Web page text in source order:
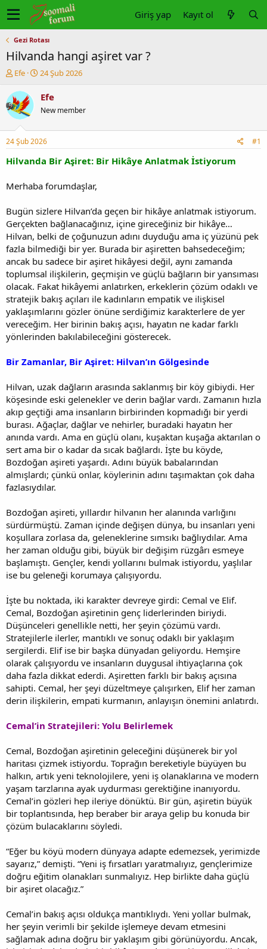
Giriş yap Kayıt ol
Gezi Rotası
Hilvanda hangi aşiret var ?
K
n
u
y
b
a
ş
t
n
Efe
B
ş
a
g
ı
ç
r
h
i
24 Şub 2026
Efe
New member
24 Şub 2026 #1
Hilvanda Bir Aşiret: Bir Hikâye Anlatmak İstiyorum
Merhaba forumdaşlar,
Bugün sizlere Hilvan’da geçen bir hikâye anlatmak istiyorum.
Gerçekten bağlanacağınız, içine gireceğiniz bir hikâye…
Hilvan, belki de çoğunuzun adını duyduğu ama iç yüzünü pek
fazla bilmediği bir yer. Burada bir aşiretten bahsedeceğim;
ancak bu sadece bir aşiret hikâyesi değil, aynı zamanda
toplumsal ilişkilerin, geçmişin ve güçlü bağların bir yansıması
olacak. Fakat hikâyemi anlatırken, erkeklerin çözüm odaklı ve
stratejik bakış açıları ile kadınların empatik ve ilişkisel
yaklaşımlarını gözler önüne serdiğimiz karakterlere de yer
vereceğim. Her birinin bakış açısı, hayatın ne kadar farklı
yönlerinden bakılabileceğini gösterecek.
Bir Zamanlar, Bir Aşiret: Hilvan’ın Gölgesinde
Hilvan, uzak dağların arasında saklanmış bir köy gibiydi. Her
köşesinde eski gelenekler ve derin bağlar vardı. Zamanın hızla
akıp geçtiği ama insanların birbirinden kopmadığı bir yerdi
burası. Ağaçlar, dağlar ve nehirler, buradaki hayatın her
anında vardı. Ama en güçlü olanı, kuşaktan kuşağa aktarılan o
sert ama bir o kadar da sıcak bağlardı. İşte bu köyde,
Bozdoğan aşireti yaşardı. Adını büyük babalarından
almışlardı; çünkü onlar, köylerinin adını taşımaktan çok daha
fazlasıydılar.
Bozdoğan aşireti, yıllardır hilvanın her alanında varlığını
sürdürmüştü. Zaman içinde değişen dünya, bu insanları yeni
koşullara zorlasa da, geleneklerine sımsıkı bağlıydılar. Ama
her zaman olduğu gibi, büyük bir değişim rüzgârı esmeye
başlamıştı. Gençler, kendi yollarını bulmak istiyordu, yaşlılar
ise bu geleneği korumaya çalışıyordu.
İşte bu noktada, iki karakter devreye girdi: Cemal ve Elif.
Cemal, Bozdoğan aşiretinin genç liderlerinden biriydi.
Düşünceleri genellikle netti, her şeyin çözümü vardı.
Stratejilerle ilerler, mantıklı ve sonuç odaklı bir yaklaşım
sergilerdi. Elif ise bir başka dünyadan geliyordu. Hemşire
olarak çalışıyordu ve insanların duygusal ihtiyaçlarına çok
daha fazla dikkat ederdi. Aşiretten farklı bir bakış açısına
sahipti. Cemal, her şeyi düzeltmeye çalışırken, Elif her zaman
derin ilişkilerin, empati kurmanın, anlayışın önemini anlatırdı.
Cemal’in Stratejileri: Yolu Belirlemek
Cemal, Bozdoğan aşiretinin geleceğini düşünerek bir yol
haritası çizmek istiyordu. Toprağın bereketiyle büyüyen bu
halkın, artık yeni teknolojilere, yeni iş olanaklarına ve modern
yaşam tarzlarına ayak uydurması gerektiğine inanıyordu.
Cemal’in gözleri hep ileriye dönüktü. Bir gün, aşiretin büyük
bir toplantısında, hep beraber bir araya gelip bu konuda bir
çözüm bulacaklarını söyledi.
“Eğer bu köyü modern dünyaya adapte edemezsek, yerimizde
sayarız,” demişti. “Yeni iş fırsatları yaratmalıyız, gençlerimize
doğru eğitim olanakları sunmalıyız. Hep birlikte daha güçlü
bir aşiret olacağız.”
Cemal’in bakış açısı oldukça mantıklıydı. Yeni yollar bulmak,
her şeyin verimli bir şekilde işlemeye devam etmesini
sağlamak adına doğru bir yaklaşım gibi görünüyordu. Ancak,